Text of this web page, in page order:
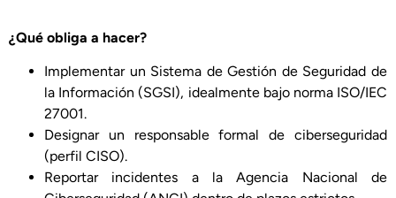
¿Qué obliga a hacer?
Implementar un Sistema de Gestión de Seguridad de
la Información (SGSI), idealmente bajo norma ISO/IEC
27001.
Designar un responsable formal de ciberseguridad
(perfil CISO).
Reportar incidentes a la Agencia Nacional de